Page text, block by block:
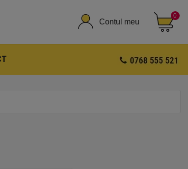
Contul meu
0